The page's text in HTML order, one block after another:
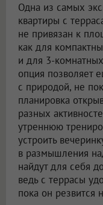
Одна из самых
квартиры с
не привязан к
как для
и для 3-
опция позволяет
с природой, не
планировка
разных
утреннюю
устроить
в размышления
найдут для себя
ведь с террасы
пока он резвится